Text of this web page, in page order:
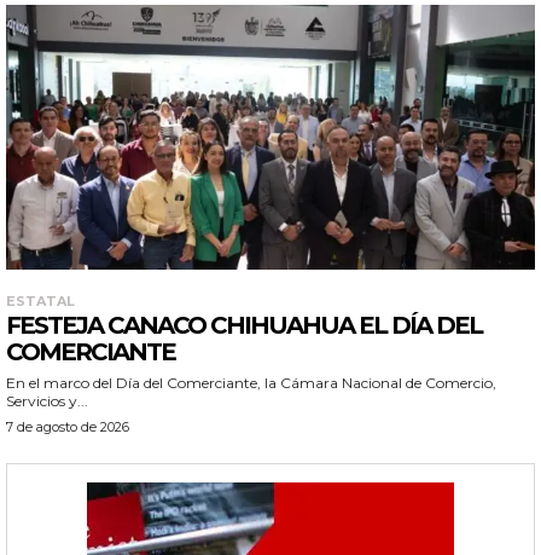
ESTATAL
FESTEJA CANACO CHIHUAHUA EL DÍA DEL
COMERCIANTE
En el marco del Día del Comerciante, la Cámara Nacional de Comercio,
Servicios y...
7 de agosto de 2026